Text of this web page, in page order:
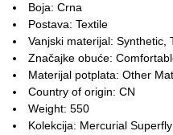
Boja: Crna
Postava: Textile
Vanjski materijal: Synthetic,
Značajke obuće:
Materijal potplata: Other
Country of origin: CN
Weight: 550
Kolekcija: Mercurial Superfly